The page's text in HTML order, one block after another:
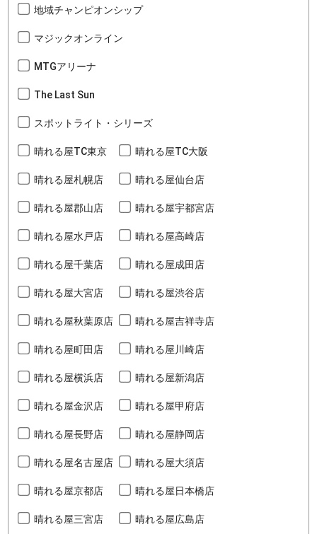
地域チャンピオンシップ
マジックオンライン
MTGアリーナ
The Last Sun
スポットライト・シリーズ
晴れる屋TC東京 晴れる屋TC大阪
晴れる屋札幌店 晴れる屋仙台店
晴れる屋郡山店 晴れる屋宇都宮店
晴れる屋水戸店 晴れる屋高崎店
晴れる屋千葉店 晴れる屋成田店
晴れる屋大宮店 晴れる屋渋谷店
晴れる屋秋葉原店 晴れる屋吉祥寺店
晴れる屋町田店 晴れる屋川崎店
晴れる屋横浜店 晴れる屋新潟店
晴れる屋金沢店 晴れる屋甲府店
晴れる屋長野店 晴れる屋静岡店
晴れる屋名古屋店 晴れる屋大須店
晴れる屋京都店 晴れる屋日本橋店
晴れる屋三宮店 晴れる屋広島店